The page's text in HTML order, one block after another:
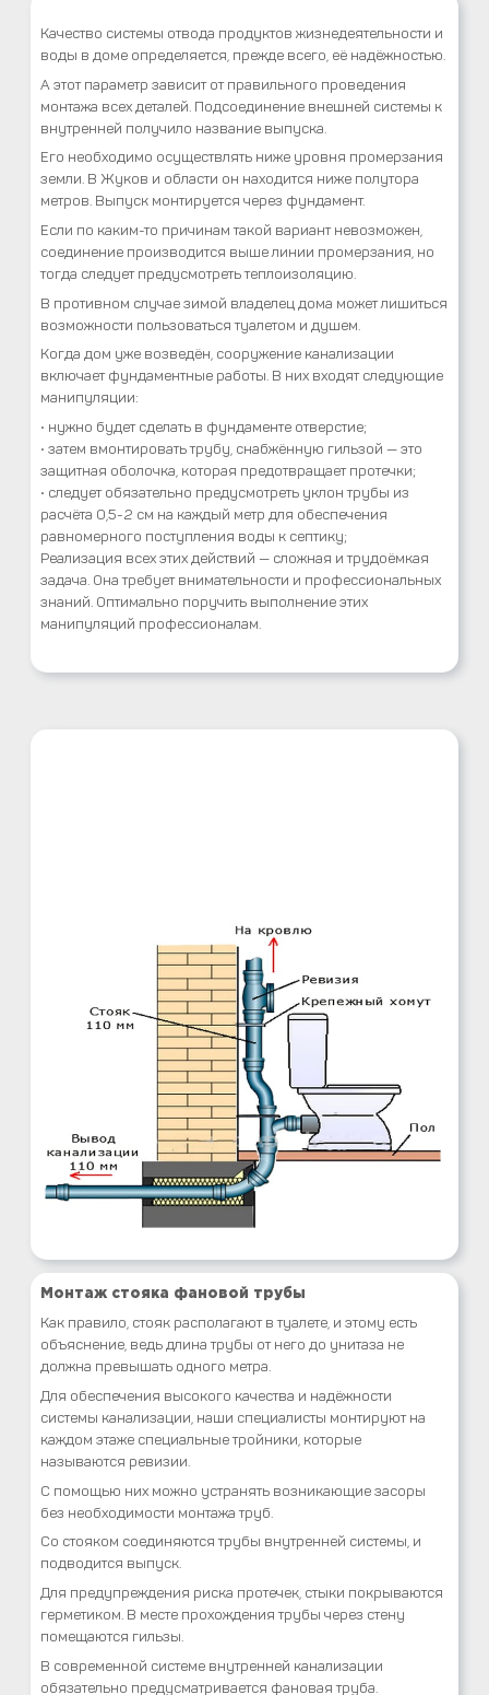
Качество системы отвода продуктов жизнедеятельности и
воды в доме определяется, прежде всего, её надёжностью.
А этот параметр зависит от правильного проведения
монтажа всех деталей. Подсоединение внешней системы к
внутренней получило название выпуска.
Его необходимо осуществлять ниже уровня промерзания
земли. В Жуков и области он находится ниже полутора
метров. Выпуск монтируется через фундамент.
Если по каким-то причинам такой вариант невозможен,
соединение производится выше линии промерзания, но
тогда следует предусмотреть теплоизоляцию.
В противном случае зимой владелец дома может лишиться
возможности пользоваться туалетом и душем.
Когда дом уже возведён, сооружение канализации
включает фундаментные работы. В них входят следующие
манипуляции:
• нужно будет сделать в фундаменте отверстие;
• затем вмонтировать трубу, снабжённую гильзой — это
защитная оболочка, которая предотвращает протечки;
• следует обязательно предусмотреть уклон трубы из
расчёта 0,5-2 см на каждый метр для обеспечения
равномерного поступления воды к септику;
Реализация всех этих действий — сложная и трудоёмкая
задача. Она требует внимательности и профессиональных
знаний. Оптимально поручить выполнение этих
манипуляций профессионалам.
Монтаж стояка фановой трубы
Как правило, стояк располагают в туалете, и этому есть
объяснение, ведь длина трубы от него до унитаза не
должна превышать одного метра.
Для обеспечения высокого качества и надёжности
системы канализации, наши специалисты монтируют на
каждом этаже специальные тройники, которые
называются ревизии.
С помощью них можно устранять возникающие засоры
без необходимости монтажа труб.
Со стояком соединяются трубы внутренней системы, и
подводится выпуск.
Для предупреждения риска протечек, стыки покрываются
герметиком. В месте прохождения трубы через стену
помещаются гильзы.
В современной системе внутренней канализации
обязательно предусматривается фановая труба.